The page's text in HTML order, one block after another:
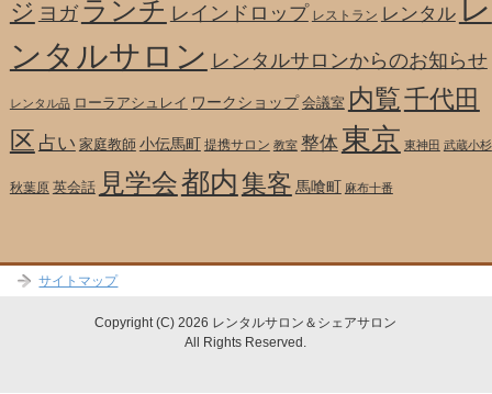
ジ ヨガ ランチ レインドロップ レストラン レンタル レ
ンタルサロン レンタルサロンからのお知らせ
レンタル品 ローラアシュレイ ワークショップ 会議室 内覧千代田
区 占い 家庭教師 小伝馬町 提携サロン 教室 整体 東京 東神田 武蔵小杉
秋葉原 英会話 見学会都内 集客 馬喰町 麻布十番
サイトマップ
Copyright (C) 2026 レンタルサロン＆シェアサロン
All Rights Reserved.